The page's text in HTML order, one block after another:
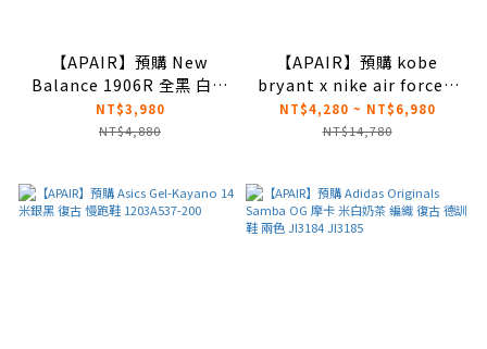
【APAIR】預購 New
Balance 1906R 全黑 白線
條 復古慢跑鞋 M1906RCH
NT$3,980
NT$4,880
【APAIR】預購 kobe
bryant x nike air force 1
forever white 全白 曼巴
聯名款 IB0018-100
NT$4,280 ~ NT$6,980
NT$14,780